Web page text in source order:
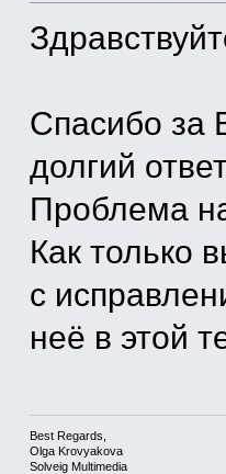
Спасибо за
долгий
Проблема
Как только
с
неё в этой
Best Regards,
Olga Krovyakova
Solveig Multimedia